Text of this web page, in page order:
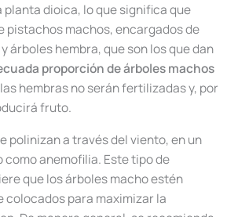
planta dioica, lo que significa que
pistachos machos, encargados de
árboles hembra, que son los que dan
proporción de árboles machos
hembras no serán fertilizadas y, por
fruto.
polinizan a través del viento, en un
anemofilia. Este tipo de
que los árboles macho estén
para maximizar la